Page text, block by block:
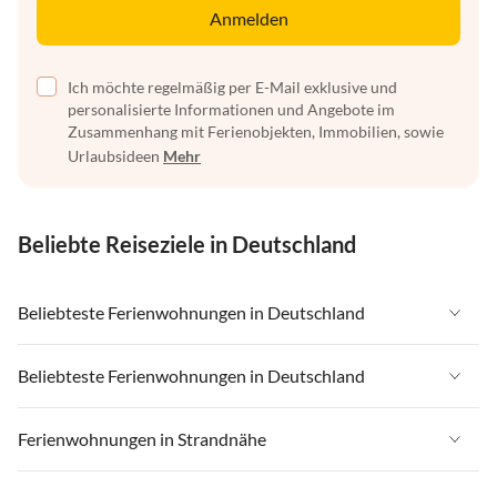
Anmelden
Ich möchte regelmäßig per E-Mail exklusive und
personalisierte Informationen und Angebote im
Zusammenhang mit Ferienobjekten, Immobilien, sowie
Urlaubsideen Mehr
Beliebte Reiseziele in Deutschland
Beliebteste Ferienwohnungen in Deutschland
Ferienwohnungen in Deutschland
Ferienwohnungen in Ostsee
Ferienwohnungen in Nordsee
Beliebteste Ferienwohnungen in Deutschland
Ferienwohnungen in Deutschland
Ferienwohnungen in Ostsee
Ferienwohnungen in Strandnähe